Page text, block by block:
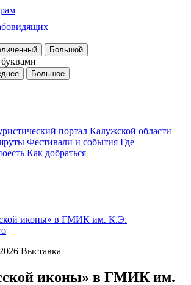
Большой
Большое
Фестивали и события Где
Как добраться
иконы» в ГМИК им. К.Э.
Выставка
иконы» в ГМИК им.